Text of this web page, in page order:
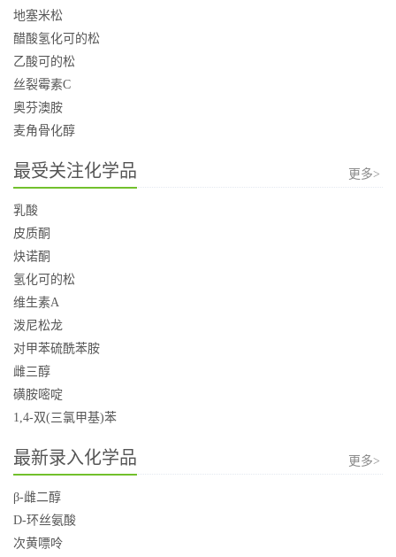
地塞米松
醋酸氢化可的松
乙酸可的松
丝裂霉素C
奥芬澳胺
麦角骨化醇
最受关注化学品 更多>
乳酸
皮质酮
炔诺酮
氢化可的松
维生素A
泼尼松龙
对甲苯硫酰苯胺
雌三醇
磺胺嘧啶
1,4-双(三氯甲基)苯
最新录入化学品 更多>
β-雌二醇
D-环丝氨酸
次黄嘌呤